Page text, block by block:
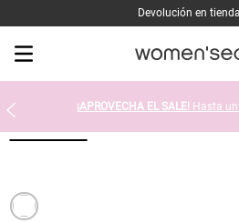
Devolución en
¡APROVECHA EL SALE! Hasta